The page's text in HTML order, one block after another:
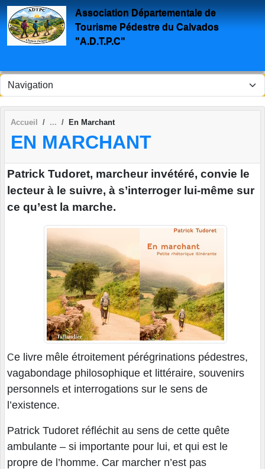
Association Départementale de
Tourisme Pédestre du Calvados
"A.D.T.P.C"
Accueil En Marchant
EN MARCHANT
Patrick Tudoret, marcheur invétéré, convie le
lecteur à le suivre, à s’interroger lui-même sur
ce qu’est la marche.
Ce livre mêle étroitement pérégrinations pédestres,
vagabondage philosophique et littéraire, souvenirs
personnels et interrogations sur le sens de
l’existence.
Patrick Tudoret réfléchit au sens de cette quête
ambulante – si importante pour lui, et qui est le
propre de l’homme. Car marcher n’est pas
Panneau de gestion des cookies